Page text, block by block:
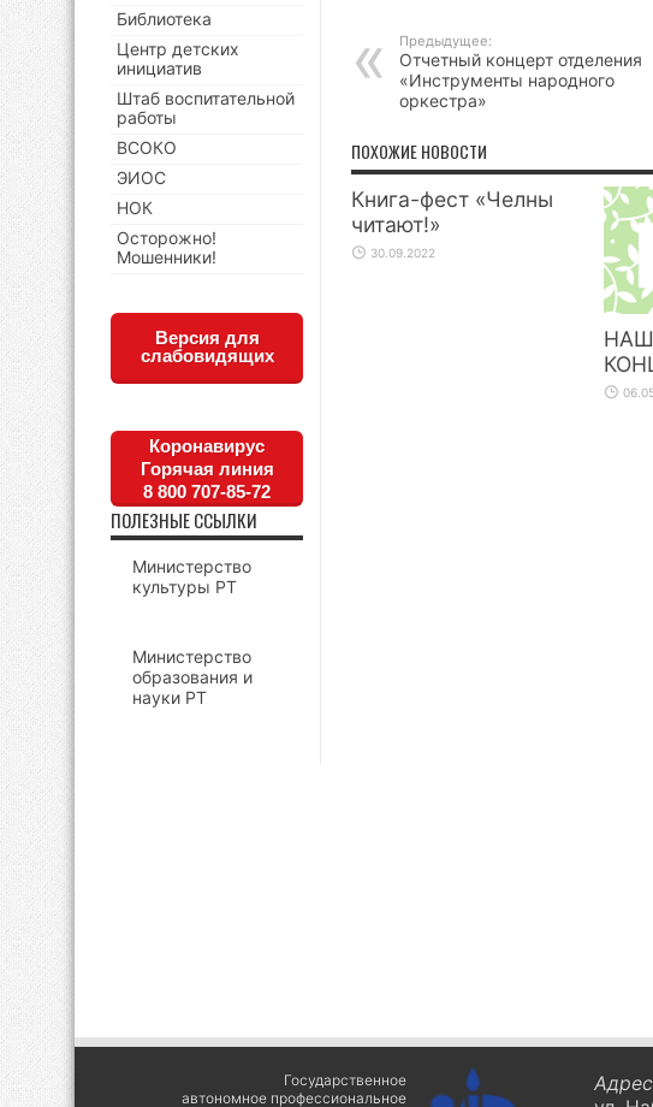
Предыдущее:
Отчетный концерт отделения
«Инструменты народного
оркестра»
ПОХОЖИЕ НОВОСТИ
Книга-фест «Челны
читают!»
30.09.2022
Библиотека
Центр детских
инициатив
Штаб воспитательной
работы
ВСОКО
ЭИОС
НОК
Осторожно!
Мошенники!
Версия для
слабовидящих
Коронавирус
Горячая линия
8 800 707-85-72
ПОЛЕЗНЫЕ ССЫЛКИ
Министерство
культуры РТ
Министерство
образования и
науки РТ
Государственное
автономное профессиональное